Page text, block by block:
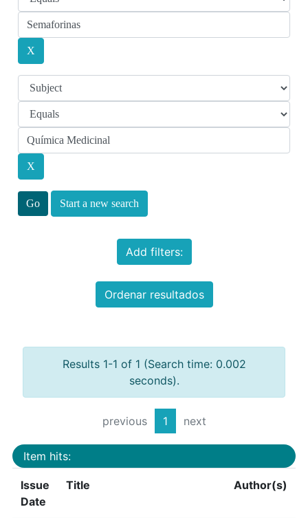
Start a new search
Add filters:
Ordenar resultados
Results 1-1 of 1 (Search time: 0.002
seconds).
previous 1 next
Item hits:
Issue
Date
Title Author(s)